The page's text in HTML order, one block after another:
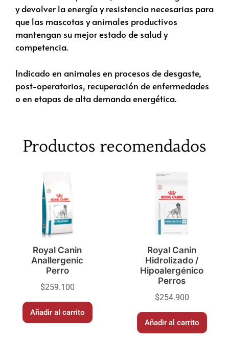
y devolver la energía y resistencia necesarias para
que las mascotas y animales productivos
mantengan su mejor estado de salud y
competencia.
Indicado en animales en procesos de desgaste,
post-operatorios, recuperación de enfermedades
o en etapas de alta demanda energética.
Productos recomendados
Royal Canin
Anallergenic
Perro
$259.100
Añadir al carrito
Royal Canin
Hidrolizado /
Hipoalergénico
Perros
$254.900
Añadir al carrito